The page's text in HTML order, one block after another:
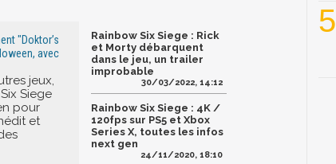
"Doktor’s
avec
jeux,
Siege
pour
et
Rainbow Six Siege : Rick
et Morty débarquent
dans le jeu, un trailer
improbable
30/03/2022, 14:12
Rainbow Six Siege : 4K /
120fps sur PS5 et Xbox
Series X, toutes les infos
next gen
24/11/2020, 18:10
5